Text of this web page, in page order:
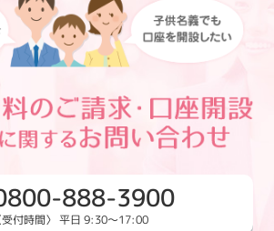
888-3900
受付時間〉 平日 9:30～17:00